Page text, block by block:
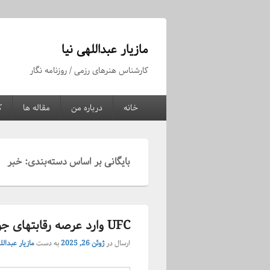
مازیار عبداللهی نیا
کارشناس هنرهای رزمی / روزنامه نگار
منوی
اولیه خانه درباره من مقاله ها
بایگانی بر اساس دسته‌بندی:خبر
UFC وارد عرصه رقابتهای جوجیتسو شد
ارسال درژوئن 26, 2025 به دستمازیار